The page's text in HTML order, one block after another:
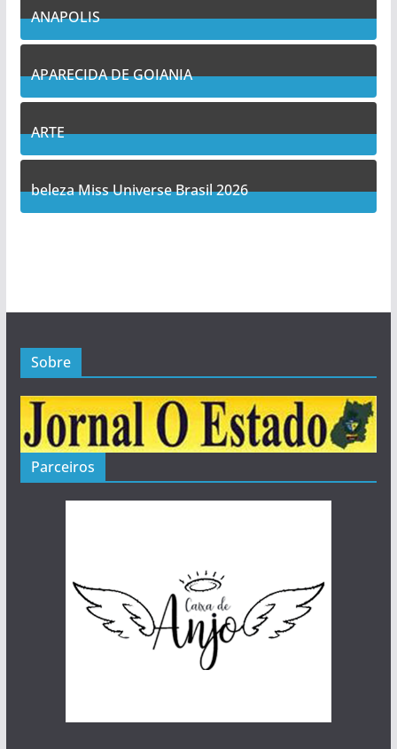
ANAPOLIS
10Posts
APARECIDA DE GOIANIA
12Posts
ARTE
5Posts
beleza Miss Universe Brasil 2026
Sobre
Parceiros